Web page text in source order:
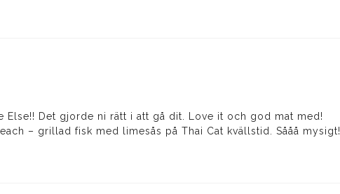
Else!! Det gjorde ni rätt i att gå dit. Love it och god mat med!
– grillad fisk med limesås på Thai Cat kvällstid. Sååå mysigt!